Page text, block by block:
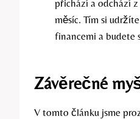
přichází a odchází
měsíc. Tím si
financemi a budete
Závěrečné
V tomto článku jsme